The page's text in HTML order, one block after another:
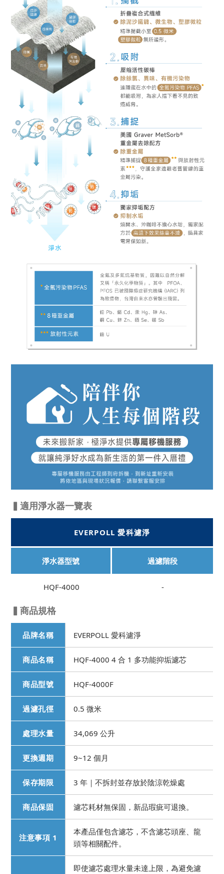
▍適用淨水器一覽表
EVERPOLL 愛科濾淨
淨水器型號 過濾階段
HQF-4000 -
▍商品規格
品牌名稱 EVERPOLL 愛科濾淨
商品名稱 HQF-4000 4 合 1 多功能抑垢濾芯
商品型號 HQF-4000F
過濾孔徑 0.5 微米
處理水量 34,069 公升
更換週期 9~12 個月
保存期限 3 年｜不拆封並存放於陰涼乾燥處
商品保固 濾芯耗材無保固，新品瑕疵可退換。
注意事項 1
本產品僅包含濾芯，不含濾芯頭座、龍
頭等相關配件。
即使濾芯處理水量未達上限，為避免濾